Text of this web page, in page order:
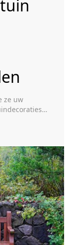
ze uw
kunnen u
elegantie wilt
om je